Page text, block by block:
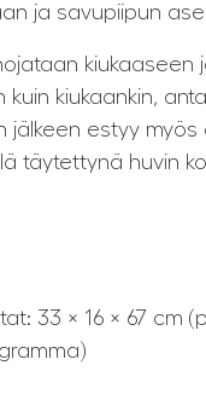
ja savupiipun
kiukaaseen
kuin kiukaankin,
jälkeen estyy
täytettynä huvin
33 × 16 × 67 cm